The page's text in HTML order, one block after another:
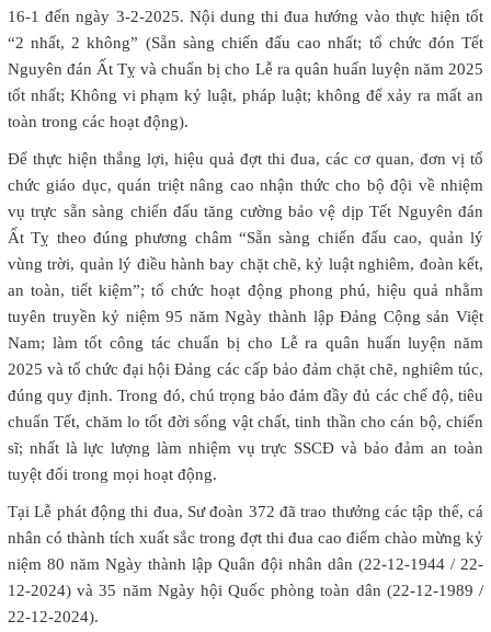
16-1 đến ngày 3-2-2025. Nội dung thi đua hướng vào thực hiện tốt
“2 nhất, 2 không” (Sẵn sàng chiến đấu cao nhất; tổ chức đón Tết
Nguyên đán Ất Tỵ và chuẩn bị cho Lễ ra quân huấn luyện năm 2025
tốt nhất; Không vi phạm kỷ luật, pháp luật; không để xảy ra mất an
toàn trong các hoạt động).
Để thực hiện thắng lợi, hiệu quả đợt thi đua, các cơ quan, đơn vị tổ
chức giáo dục, quán triệt nâng cao nhận thức cho bộ đội về nhiệm
vụ trực sẵn sàng chiến đấu tăng cường bảo vệ dịp Tết Nguyên đán
Ất Tỵ theo đúng phương châm “Sẵn sàng chiến đấu cao, quản lý
vùng trời, quản lý điều hành bay chặt chẽ, kỷ luật nghiêm, đoàn kết,
an toàn, tiết kiệm”; tổ chức hoạt động phong phú, hiệu quả nhằm
tuyên truyền kỷ niệm 95 năm Ngày thành lập Đảng Cộng sản Việt
Nam; làm tốt công tác chuẩn bị cho Lễ ra quân huấn luyện năm
2025 và tổ chức đại hội Đảng các cấp bảo đảm chặt chẽ, nghiêm túc,
đúng quy định. Trong đó, chú trọng bảo đảm đầy đủ các chế độ, tiêu
chuẩn Tết, chăm lo tốt đời sống vật chất, tinh thần cho cán bộ, chiến
sĩ; nhất là lực lượng làm nhiệm vụ trực SSCĐ và bảo đảm an toàn
tuyệt đối trong mọi hoạt động.
Tại Lễ phát động thi đua, Sư đoàn 372 đã trao thưởng các tập thể, cá
nhân có thành tích xuất sắc trong đợt thi đua cao điểm chào mừng kỷ
niệm 80 năm Ngày thành lập Quân đội nhân dân (22-12-1944 / 22-
12-2024) và 35 năm Ngày hội Quốc phòng toàn dân (22-12-1989 /
22-12-2024).